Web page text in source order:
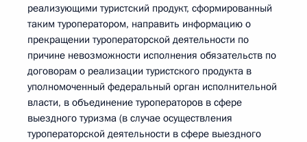
реализующими туристский продукт, сформированный
таким туроператором, направить информацию о
прекращении туроператорской деятельности по
причине невозможности исполнения обязательств по
договорам о реализации туристского продукта в
уполномоченный федеральный орган исполнительной
власти, в объединение туроператоров в сфере
выездного туризма (в случае осуществления
туроператорской деятельности в сфере выездного